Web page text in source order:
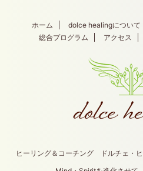
ホーム dolce healingについて
総合プログラム
アクセス
ヒーリング＆コーチング ドルチェ・